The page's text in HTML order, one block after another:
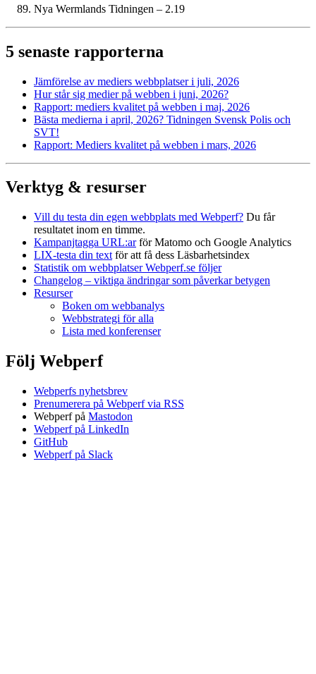
Nya Wermlands Tidningen – 2.19
5 senaste rapporterna
Jämförelse av mediers webbplatser i juli, 2026
Hur står sig medier på webben i juni, 2026?
Rapport: mediers kvalitet på webben i maj, 2026
Bästa medierna i april, 2026? Tidningen Svensk Polis och
SVT!
Rapport: Mediers kvalitet på webben i mars, 2026
Verktyg & resurser
Vill du testa din egen webbplats med Webperf? Du får
resultatet inom en timme.
Kampanjtagga URL:arför Matomo och Google Analytics
LIX-testa din text för att få dess Läsbarhetsindex
Statistik om webbplatser Webperf.se följer
Changelog – viktiga ändringar som påverkar betygen
Resurser
Boken om webbanalys
Webbstrategi för alla
Lista med konferenser
Följ Webperf
Webperfs nyhetsbrev
Prenumerera på Webperf via RSS
Webperf på Mastodon
Webperf på LinkedIn
GitHub
Webperf på Slack